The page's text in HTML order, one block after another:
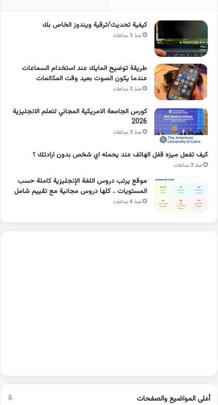
كيفية تحديث/ترقية ويندوز الخاص بك
منذ 3 ساعات
طريقة توضيح المايك عند استخدام السماعات
عندما يكون الصوت بعيد وقت المكالمات
منذ 3 ساعات
كورس الجامعة الامريكية المجاني لتعلم الانجليزية
2026
منذ 3 ساعات
كيف تفعل ميزه قفل الهاتف عند يحمله اي شخص بدون ارادتك ؟
منذ 3 ساعات
موقع يرتب دروس اللغة الإنجليزية كاملة حسب
المستويات .. كلها دروس مجانية مع تقييم شامل
منذ 4 ساعات
أعلى المواضيع والصفحات